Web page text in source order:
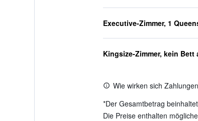
Executive-Zimmer, 1
Kingsize-Zimmer, kein Bett
Wie wirken sich
*Der Gesamtbetrag
Die Preise enthalten